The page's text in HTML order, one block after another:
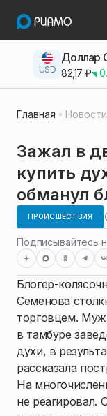
USD
Доллар
82,17 ₽
Главная Новости
Зажал в
купить
обманул
ПРОИСШЕСТВИЯ
Подписывайтесь
Блогер-
Семенова
торговцем.
в тамбуре
духи, в
рассказала
На
не реагировал.